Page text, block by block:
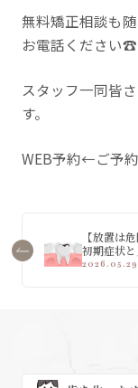
無料矯正相談も
お電話ください☎
スタッフ一同皆
す。
WEB予約←ご予
【放置は
初期症状
いサインと
2026.05.29